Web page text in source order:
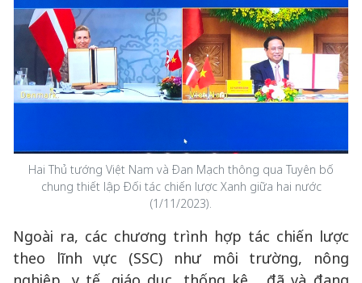
Hai Thủ tướng Việt Nam và Đan Mạch thông qua Tuyên bố
chung thiết lập Đối tác chiến lược Xanh giữa hai nước
(1/11/2023).
Ngoài ra, các chương trình hợp tác chiến lược
theo lĩnh vực (SSC) như môi trường, nông